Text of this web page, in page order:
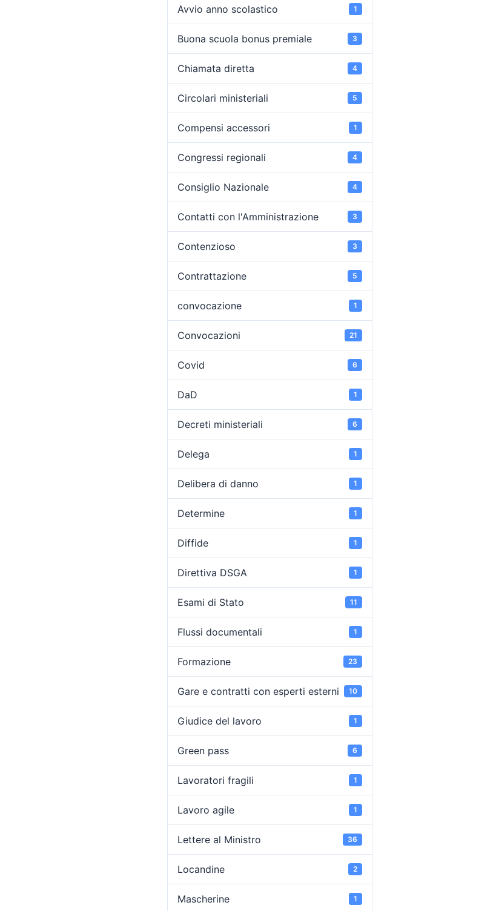
Avvio anno scolastico 1
Buona scuola bonus premiale 3
Chiamata diretta 4
Circolari ministeriali 5
Compensi accessori 1
Congressi regionali 4
Consiglio Nazionale 4
Contatti con l'Amministrazione 3
Contenzioso 3
Contrattazione 5
convocazione 1
Convocazioni 21
Covid 6
DaD 1
Decreti ministeriali 6
Delega 1
Delibera di danno 1
Determine 1
Diffide 1
Direttiva DSGA 1
Esami di Stato 11
Flussi documentali 1
Formazione 23
Gare e contratti con esperti esterni 10
Giudice del lavoro 1
Green pass 6
Lavoratori fragili 1
Lavoro agile 1
Lettere al Ministro 36
Locandine 2
Mascherine 1